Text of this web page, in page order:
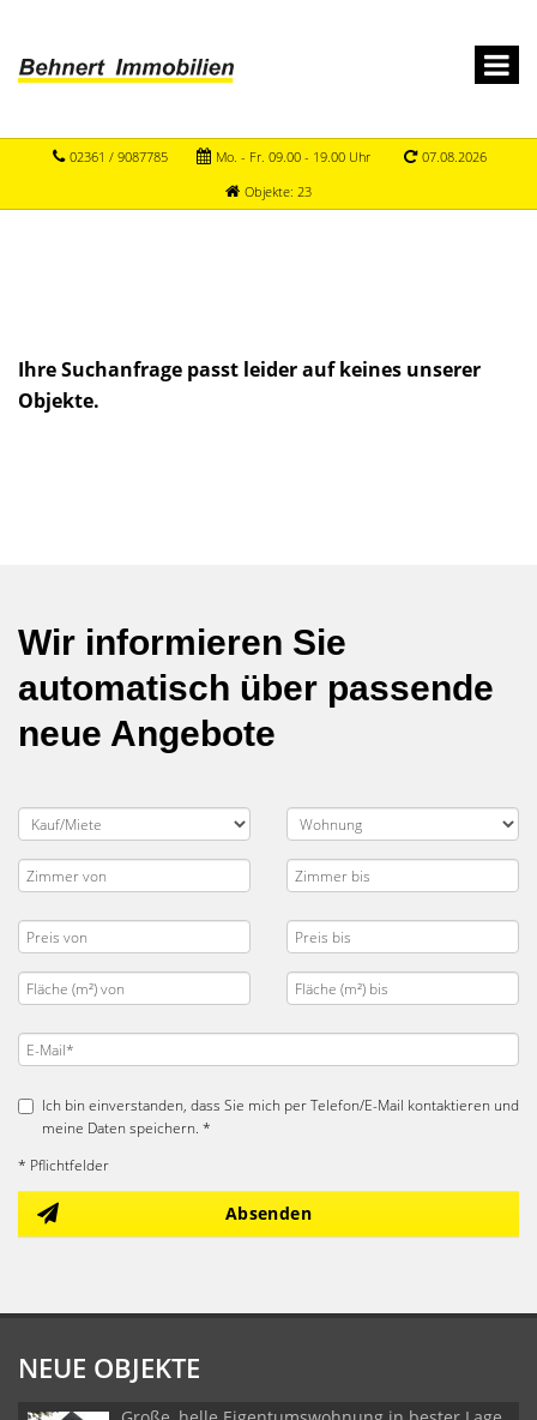
02361 / 9087785 Mo. - Fr. 09.00 - 19.00 Uhr
07.08.2026
Objekte: 23
Ihre Suchanfrage passt leider auf keines unserer
Objekte.
Wir informieren Sie
automatisch über passende
neue Angebote
Ich bin einverstanden, dass Sie mich per Telefon/E-Mail kontaktieren und
meine Daten speichern. *
* Pflichtfelder
Absenden
NEUE OBJEKTE